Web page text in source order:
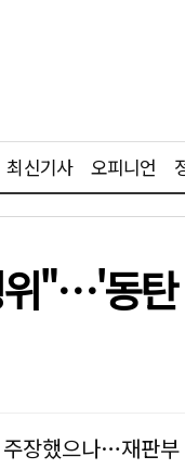
최신기사 오피니언
"…'동
장했으나…재판